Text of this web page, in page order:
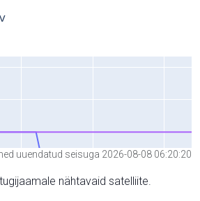
uuendatud seisuga 2026-08-08 06:20:20
nähtavaid satelliite.